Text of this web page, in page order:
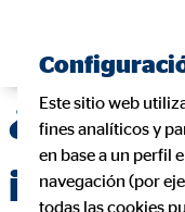
Este sitio web
fines analíticos y
en base a un perfil
navegación (por
todas las cookies